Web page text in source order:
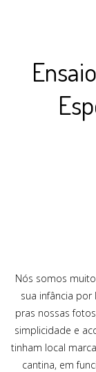
Nós somos
sua infância
pras nossas
simplicidade e
tinham local
cantina, em